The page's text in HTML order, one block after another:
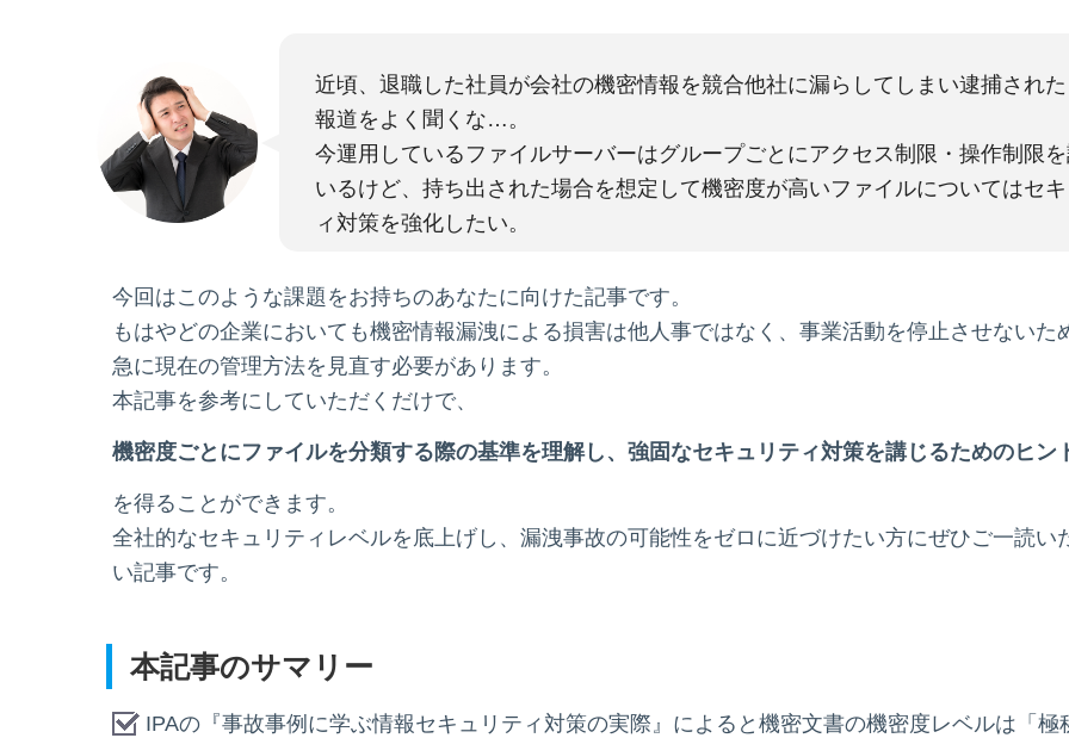
近頃、退職した社員が会社の機密情報を競合他社に漏らしてしまい逮捕され
報道をよく聞くな…。
今運用しているファイルサーバーはグループごとにアクセス制限・操作制限
いるけど、持ち出された場合を想定して機密度が高いファイルについてはセ
ィ対策を強化したい。
今回はこのような課題をお持ちのあなたに向けた記事です。
もはやどの企業においても機密情報漏洩による損害は他人事ではなく、事業活動を停止させないた
急に現在の管理方法を見直す必要があります。
本記事を参考にしていただくだけで、
機密度ごとにファイルを分類する際の基準を理解し、強固なセキュリティ対策を講じるためのヒン
を得ることができます。
全社的なセキュリティレベルを底上げし、漏洩事故の可能性をゼロに近づけたい方にぜひご一読い
い記事です。
本記事のサマリー
IPAの『事故事例に学ぶ情報セキュリティ対策の実際』によると機密文書の機密度レベルは「極